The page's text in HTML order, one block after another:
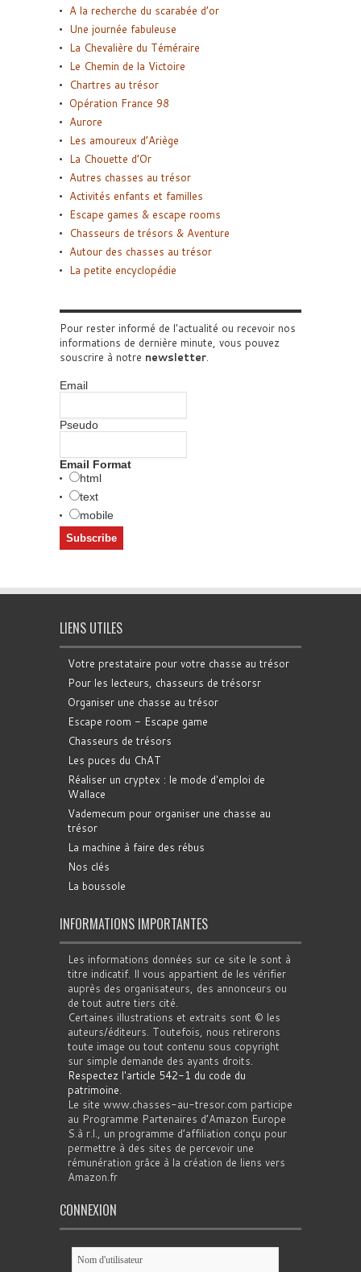
A la recherche du scarabée d’or
Une journée fabuleuse
La Chevalière du Téméraire
Le Chemin de la Victoire
Chartres au trésor
Opération France 98
Aurore
Les amoureux d’Ariège
La Chouette d’Or
Autres chasses au trésor
Activités enfants et familles
Escape games & escape rooms
Chasseurs de trésors & Aventure
Autour des chasses au trésor
La petite encyclopédie
Pour rester informé de l'actualité ou recevoir nos
informations de dernière minute, vous pouvez
souscrire à notre newsletter
Email
Pseudo
Email Format
html
text
mobile
LIENS UTILES
Votre prestataire pour votre chasse au trésor
Pour les lecteurs, chasseurs de trésorsr
Organiser une chasse au trésor
Escape room - Escape game
Chasseurs de trésors
Les puces du ChAT
Réaliser un cryptex : le mode d'emploi de
Wallace
Vademecum pour organiser une chasse au
trésor
La machine à faire des rébus
Nos clés
La boussole
INFORMATIONS IMPORTANTES
Les informations données sur ce site le sont à
titre indicatif. Il vous appartient de les vérifier
auprès des organisateurs, des annonceurs ou
de tout autre tiers cité.
Certaines illustrations et extraits sont © les
auteurs/éditeurs. Toutefois, nous retirerons
toute image ou tout contenu sous copyright
sur simple demande des ayants droits.
Respectez l'article 542-1 du code du
patrimoine
Le site www.chasses-au-tresor.com participe
au Programme Partenaires d’Amazon Europe
S.à r.l., un programme d’affiliation conçu pour
permettre à des sites de percevoir une
rémunération grâce à la création de liens vers
Amazon.fr
CONNEXION